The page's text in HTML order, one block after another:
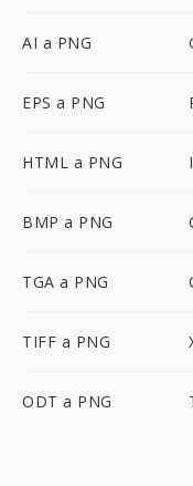
AI a PNG
EPS a PNG
HTML a PNG
BMP a PNG
TGA a PNG
TIFF a PNG
ODT a PNG